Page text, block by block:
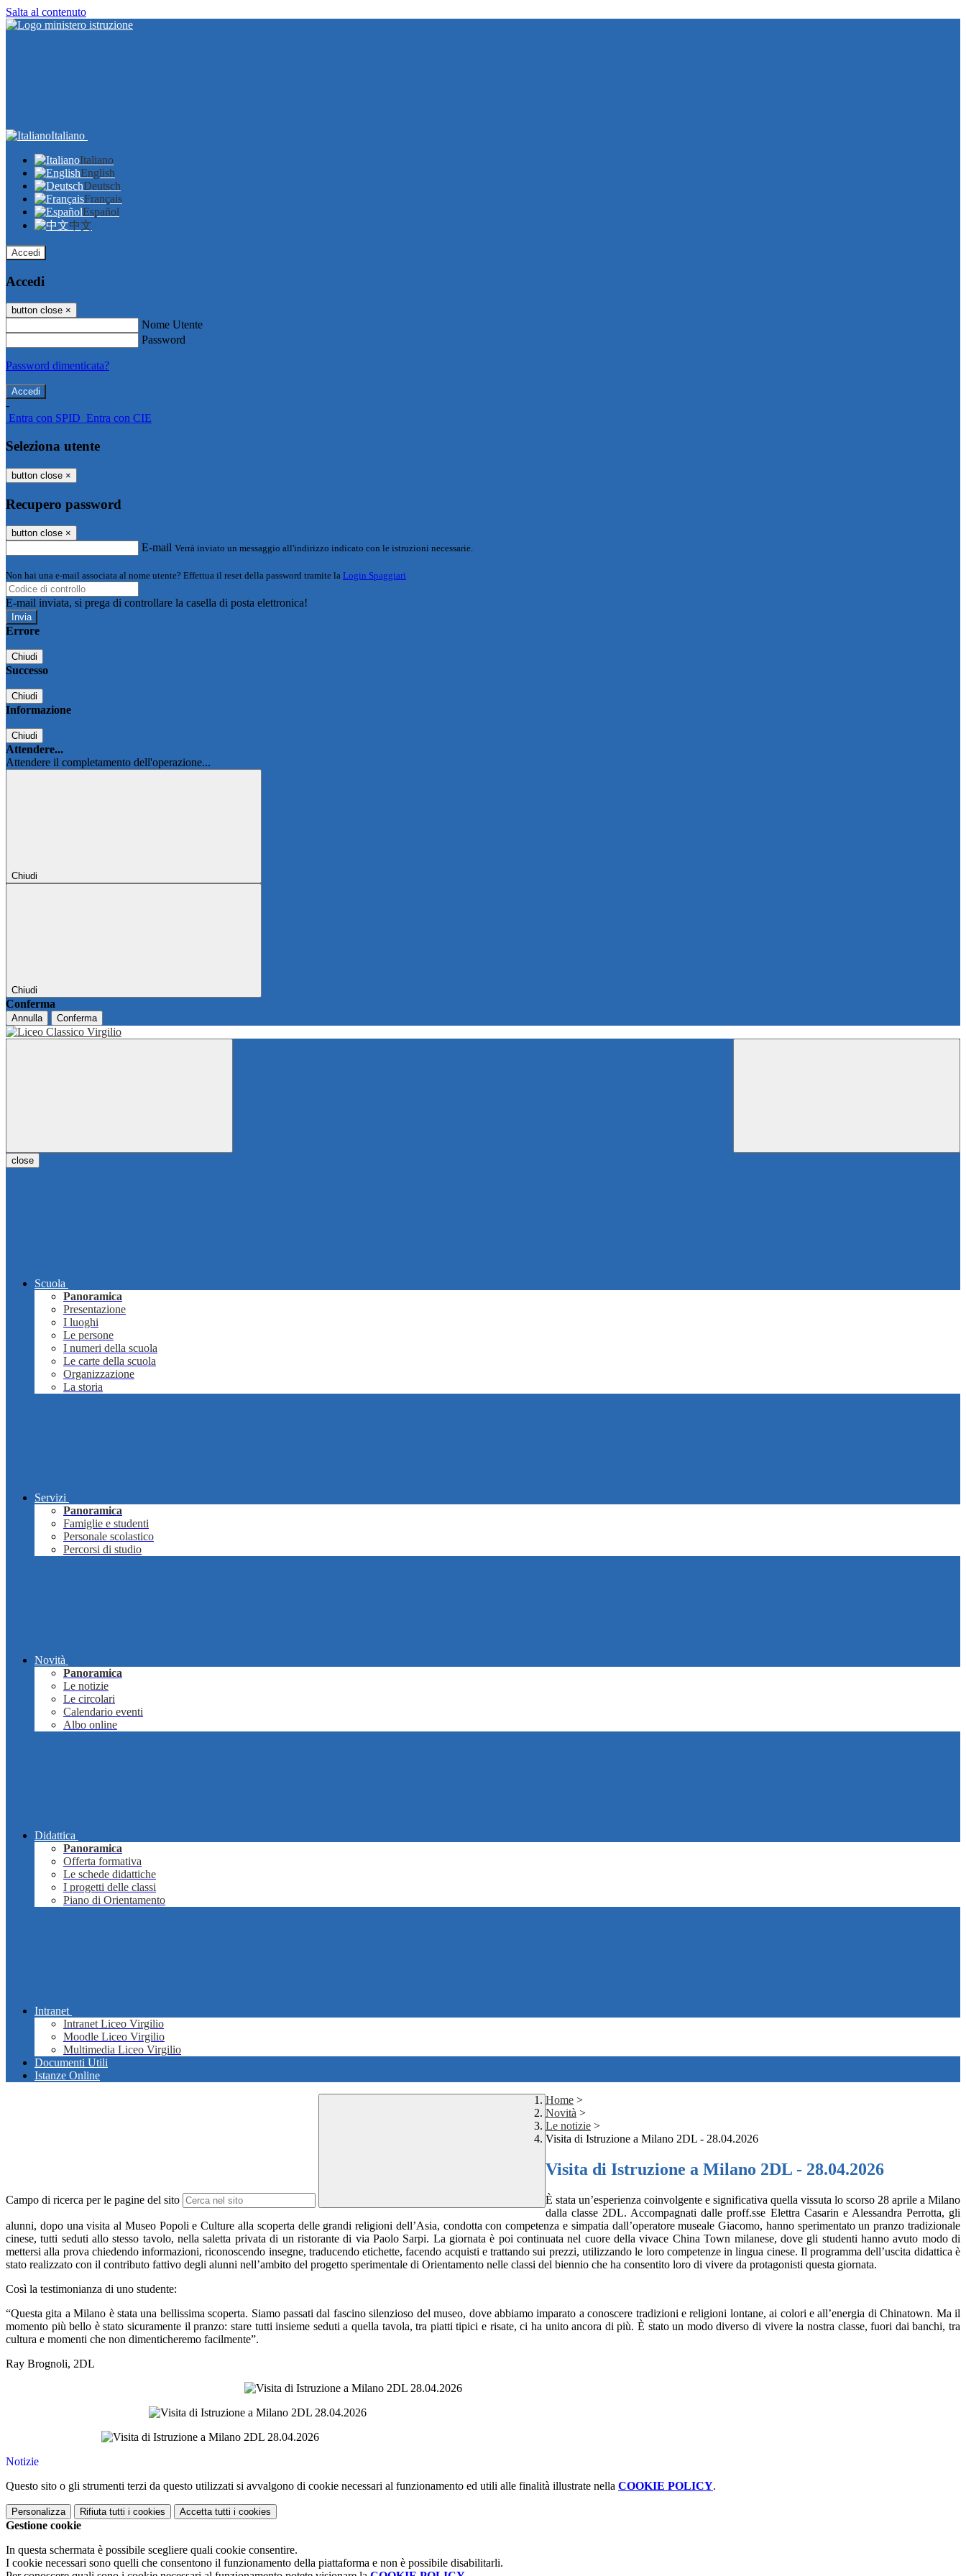
Salta al contenuto
Italiano
Italiano
English
Deutsch
Français
Español
中文
Accedi
Accedi
button close ×
Nome Utente
Password
Password dimenticata?
-
Entra con SPID Entra con CIE
Seleziona utente
button close ×
Recupero password
button close ×
E-mail Verrà inviato un messaggio all'indirizzo indicato con le istruzioni necessarie.
Non hai una e-mail associata al nome utente? Effettua il reset della password tramite la Login Spaggiari
E-mail inviata, si prega di controllare la casella di posta elettronica!
Errore
Chiudi
Successo
Chiudi
Informazione
Chiudi
Attendere...
Attendere il completamento dell'operazione...
Chiudi
Chiudi
Conferma
Annulla Conferma
close
Scuola
Panoramica
Presentazione
I luoghi
Le persone
I numeri della scuola
Le carte della scuola
Organizzazione
La storia
Servizi
Panoramica
Famiglie e studenti
Personale scolastico
Percorsi di studio
Novità
Panoramica
Le notizie
Le circolari
Calendario eventi
Albo online
Didattica
Panoramica
Offerta formativa
Le schede didattiche
I progetti delle classi
Piano di Orientamento
Intranet
Intranet Liceo Virgilio
Moodle Liceo Virgilio
Multimedia Liceo Virgilio
Documenti Utili
Istanze Online
Campo di ricerca per le pagine del sito
Home >
Novità >
Le notizie >
Visita di Istruzione a Milano 2DL - 28.04.2026
Visita di Istruzione a Milano 2DL - 28.04.2026
È stata un’esperienza coinvolgente e significativa quella vissuta lo scorso 28 aprile a Milano
dalla classe 2DL. Accompagnati dalle proff.sse Elettra Casarin e Alessandra Perrotta, gli
alunni, dopo una visita al Museo Popoli e Culture alla scoperta delle grandi religioni dell’Asia, condotta con competenza e simpatia dall’operatore museale Giacomo, hanno sperimentato un pranzo tradizionale
cinese, tutti seduti allo stesso tavolo, nella saletta privata di un ristorante di via Paolo Sarpi. La giornata è poi continuata nel cuore della vivace China Town milanese, dove gli studenti hanno avuto modo di
mettersi alla prova chiedendo informazioni, riconoscendo insegne, traducendo etichette, facendo acquisti e trattando sui prezzi, utilizzando le loro competenze in lingua cinese. Il programma dell’uscita didattica è
stato realizzato con il contributo fattivo degli alunni nell’ambito del progetto sperimentale di Orientamento nelle classi del biennio che ha consentito loro di vivere da protagonisti questa giornata.
Così la testimonianza di uno studente:
“Questa gita a Milano è stata una bellissima scoperta. Siamo passati dal fascino silenzioso del museo, dove abbiamo imparato a conoscere tradizioni e religioni lontane, ai colori e all’energia di Chinatown. Ma il
momento più bello è stato sicuramente il pranzo: stare tutti insieme seduti a quella tavola, tra piatti tipici e risate, ci ha unito ancora di più. È stato un modo diverso di vivere la nostra classe, fuori dai banchi, tra
cultura e momenti che non dimenticheremo facilmente”.
Ray Brognoli, 2DL
Notizie
Questo sito o gli strumenti terzi da questo utilizzati si avvalgono di cookie necessari al funzionamento ed utili alle finalità illustrate nella COOKIE POLICY.
Personalizza Rifiuta tutti i cookies Accetta tutti i cookies
Gestione cookie
In questa schermata è possibile scegliere quali cookie consentire.
I cookie necessari sono quelli che consentono il funzionamento della piattaforma e non è possibile disabilitarli.